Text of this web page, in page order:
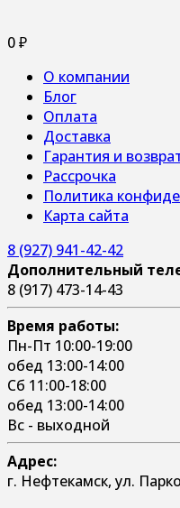
0₽
О компании
Блог
Оплата
Доставка
Гарантия и
Рассрочка
Политика
Карта сайта
8 (927) 941-42-42
Дополнительный
8 (917) 473-14-43
Время работы:
Пн-Пт 10:00-19:00
обед 13:00-14:00
Сб 11:00-18:00
обед 13:00-14:00
Вс - выходной
Адрес:
г. Нефтекамск, ул.